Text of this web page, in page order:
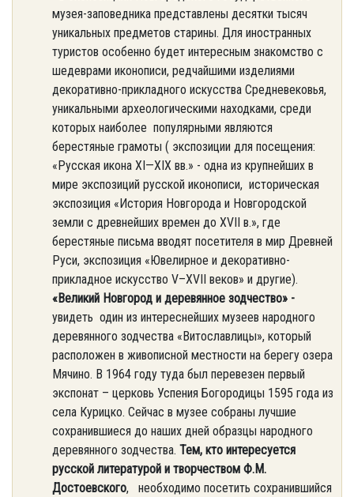
музея-заповедника представлены десятки тысяч
уникальных предметов старины. Для иностранных
туристов особенно будет интересным знакомство с
шедеврами иконописи, редчайшими изделиями
декоративно-прикладного искусства Средневековья,
уникальными археологическими находками, среди
которых наиболее популярными являются
берестяные грамоты ( экспозиции для посещения:
«Русская икона XI—XIX вв.» - одна из крупнейших в
мире экспозиций русской иконописи, историческая
экспозиция «История Новгорода и Новгородской
земли с древнейших времен до XVII в.», где
берестяные письма вводят посетителя в мир Древней
Руси, экспозиция «Ювелирное и декоративно-
прикладное искусство V–XVII веков» и другие).
«Великий Новгород и деревянное зодчество» -
увидеть один из интереснейших музеев народного
деревянного зодчества «Витославлицы», который
расположен в живописной местности на берегу озера
Мячино. В 1964 году туда был перевезен первый
экспонат – церковь Успения Богородицы 1595 года из
села Курицко. Сейчас в музее собраны лучшие
сохранившиеся до наших дней образцы народного
деревянного зодчества. Тем, кто интересуется
русской литературой и творчеством Ф.М.
Достоевского, необходимо посетить сохранившийся